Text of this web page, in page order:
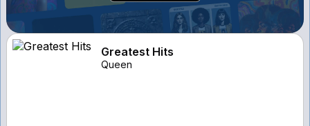
Greatest Hits
Queen